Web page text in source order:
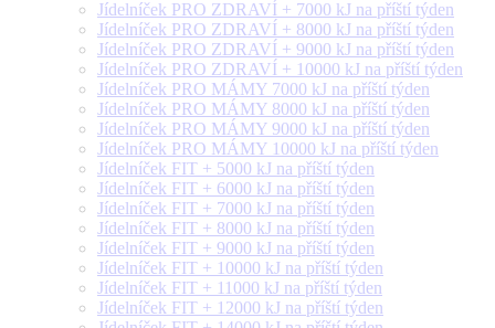
Jídelníček PRO ZDRAVÍ + 7000 kJ na příští týden
Jídelníček PRO ZDRAVÍ + 8000 kJ na příští týden
Jídelníček PRO ZDRAVÍ + 9000 kJ na příští týden
Jídelníček PRO ZDRAVÍ + 10000 kJ na příští týden
Jídelníček PRO MÁMY 7000 kJ na příští týden
Jídelníček PRO MÁMY 8000 kJ na příští týden
Jídelníček PRO MÁMY 9000 kJ na příští týden
Jídelníček PRO MÁMY 10000 kJ na příští týden
Jídelníček FIT + 5000 kJ na příští týden
Jídelníček FIT + 6000 kJ na příští týden
Jídelníček FIT + 7000 kJ na příští týden
Jídelníček FIT + 8000 kJ na příští týden
Jídelníček FIT + 9000 kJ na příští týden
Jídelníček FIT + 10000 kJ na příští týden
Jídelníček FIT + 11000 kJ na příští týden
Jídelníček FIT + 12000 kJ na příští týden